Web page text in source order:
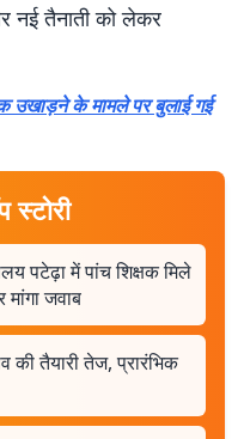
नई तैनाती को लेकर
के मामले पर बुलाई गई
स्टोरी
पटेढ़ा में पांच शिक्षक मिले
जवाब
की तैयारी तेज, प्रारंभिक